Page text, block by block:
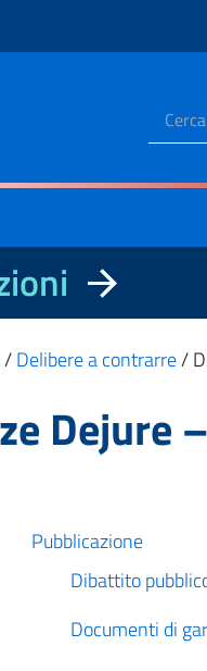
/Delibere a contrarre/
Dejure
Pubblicazione
Dibattito
Documenti di